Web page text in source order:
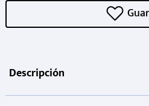
Descripción